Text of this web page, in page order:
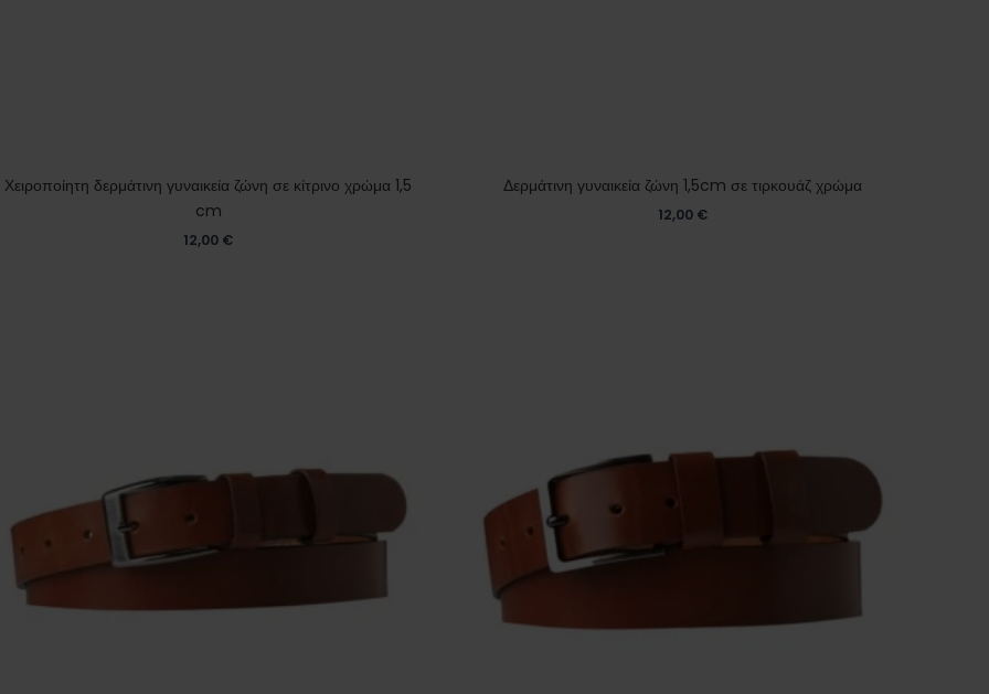
Χειροποίητη δερμάτινη γυναικεία ζώνη σε κίτρινο χρώμα 1,5
cm
12,00 €
Δερμάτινη γυναικεία ζώνη 1,5cm σε τιρκουάζ χρώμα
12,00 €